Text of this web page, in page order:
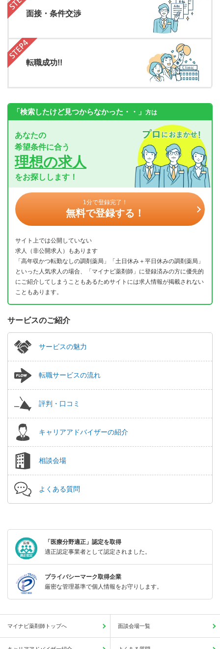
面接・条件交渉
転職成功!!
「検索したけど見つからなかった・・」 方は
あなたの
希望条件に合う
理想の求人
をお探しします！
1分で登録完了！
無料で登録する！
サイト上では公開していない
求人（非公開求人）もあります
「高年収かつ転勤なしの調剤薬局」「土日休み＋平日休みの調剤薬局」
といった人気求人の場合、「マイナビ薬剤師」に登録済みの方に優先的
にご紹介してしまうこともあるためサイトには求人情報が掲載されない
こともあります。
サービスのご紹介
サービスの魅力
転職サービスの流れ
評判・口コミ
キャリアアドバイザーの紹介
相談会場
よくある質問
「医療分野適正」認定を取得
適正認定事業者として認定されました。
プライバシーマーク取得企業
厳密な管理基準で個人情報をお守りします。
マイナビ薬剤師トップへ 面談会場一覧